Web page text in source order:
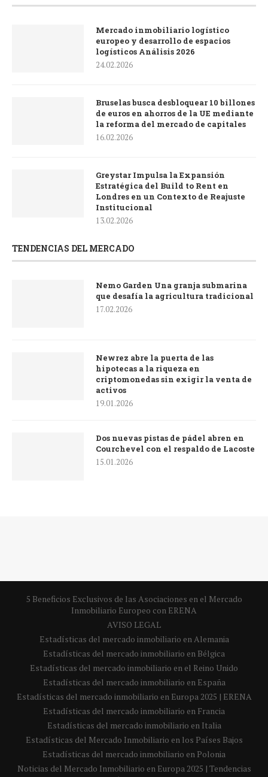
Mercado inmobiliario logístico
europeo y desarrollo de espacios
logísticos Análisis 2026
24.02.2026
Bruselas busca desbloquear 10 billones
de euros en ahorros de la UE mediante
la reforma del mercado de capitales
16.02.2026
Greystar Impulsa la Expansión
Estratégica del Build to Rent en
Londres en un Contexto de Reajuste
Institucional
13.02.2026
TENDENCIAS DEL MERCADO
Nemo Garden Una granja submarina
que desafía la agricultura tradicional
17.02.2026
Newrez abre la puerta de las
hipotecas a la riqueza en
criptomonedas sin exigir la venta de
activos
19.01.2026
Dos nuevas pistas de pádel abren en
Courchevel con el respaldo de Lacoste
15.01.2026
5 Beneficios Exclusivos de las Asociaciones en el Mercado
Inmobiliario Europeo con ERENA
AVISO LEGAL
Estadísticas del mercado inmobiliario en Alemania
Estadísticas del mercado inmobiliario en Bélgica
Estadísticas del mercado inmobiliario en el Reino Unido
Estadísticas del mercado inmobiliario en España
Estadísticas del mercado inmobiliario en Europa 2025 | ERENA
Estadísticas del mercado inmobiliario en Francia
Estadísticas del mercado inmobiliario en Italia
Estadísticas del Mercado Inmobiliario en los Países Bajos
Estadísticas del mercado inmobiliario en Polonia
Noticias del Mercado Inmobiliario en Europa 2025 | Tendencias